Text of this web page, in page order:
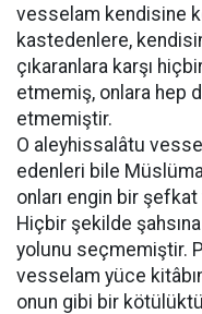
vesselam kendisine
kastedenlere,
çıkaranlara karşı
etmemiş, onlara hep
etmemiştir.
O aleyhissalâtu
edenleri bile
onları engin bir
Hiçbir şekilde
yolunu seçmemiştir.
vesselam yüce
onun gibi bir